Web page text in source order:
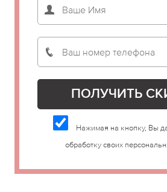
Нажимая на кнопку, Вы
обработку своих